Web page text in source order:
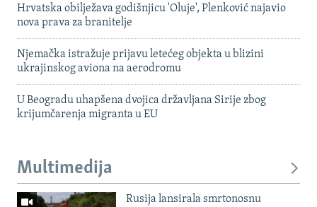
Hrvatska obilježava godišnjicu 'Oluje', Plenković najavio
nova prava za branitelje
Njemačka istražuje prijavu letećeg objekta u blizini
ukrajinskog aviona na aerodromu
U Beogradu uhapšena dvojica državljana Sirije zbog
krijumčarenja migranta u EU
Multimedija
Rusija lansirala smrtonosnu